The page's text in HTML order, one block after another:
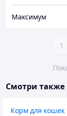
Максимум
1
Смотри также
Корм для кошек